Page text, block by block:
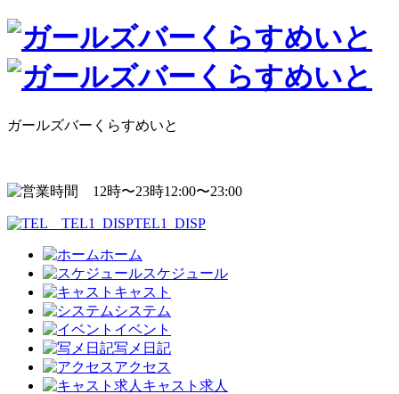
ガールズバーくらすめいと
12:00〜23:00
TEL1_DISP
ホーム
スケジュール
キャスト
システム
イベント
写メ日記
アクセス
キャスト求人